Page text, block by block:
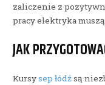
zaliczenie z
pracy elektryka
JAK
Kursysep łódźsą